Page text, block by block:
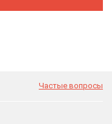
Частые вопросы